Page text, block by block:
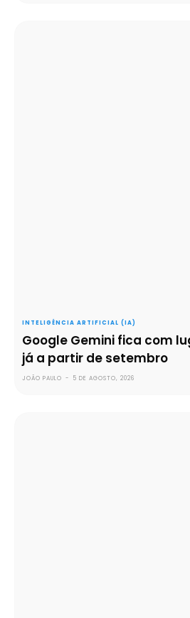
INTELIGÊNCIA ARTIFICIAL (IA)
Google Gemini fica com
já a partir de setembro
JOÃO PAULO - 5 DE AGOSTO, 2026